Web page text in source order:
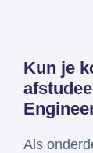
Kun je
Als